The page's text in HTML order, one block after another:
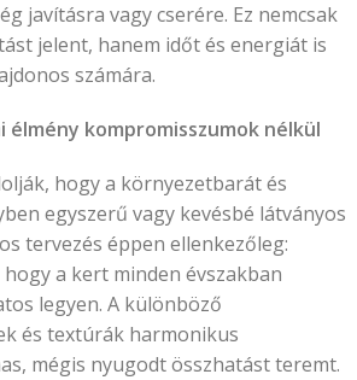
javításra vagy cserére. Ez nemcsak
jelent, hanem időt és energiát is
számára.
élmény kompromisszumok nélkül
hogy a környezetbarát és
egyszerű vagy kevésbé látványos
tervezés éppen ellenkezőleg:
a kert minden évszakban
legyen. A különböző
és textúrák harmonikus
mégis nyugodt összhatást teremt.